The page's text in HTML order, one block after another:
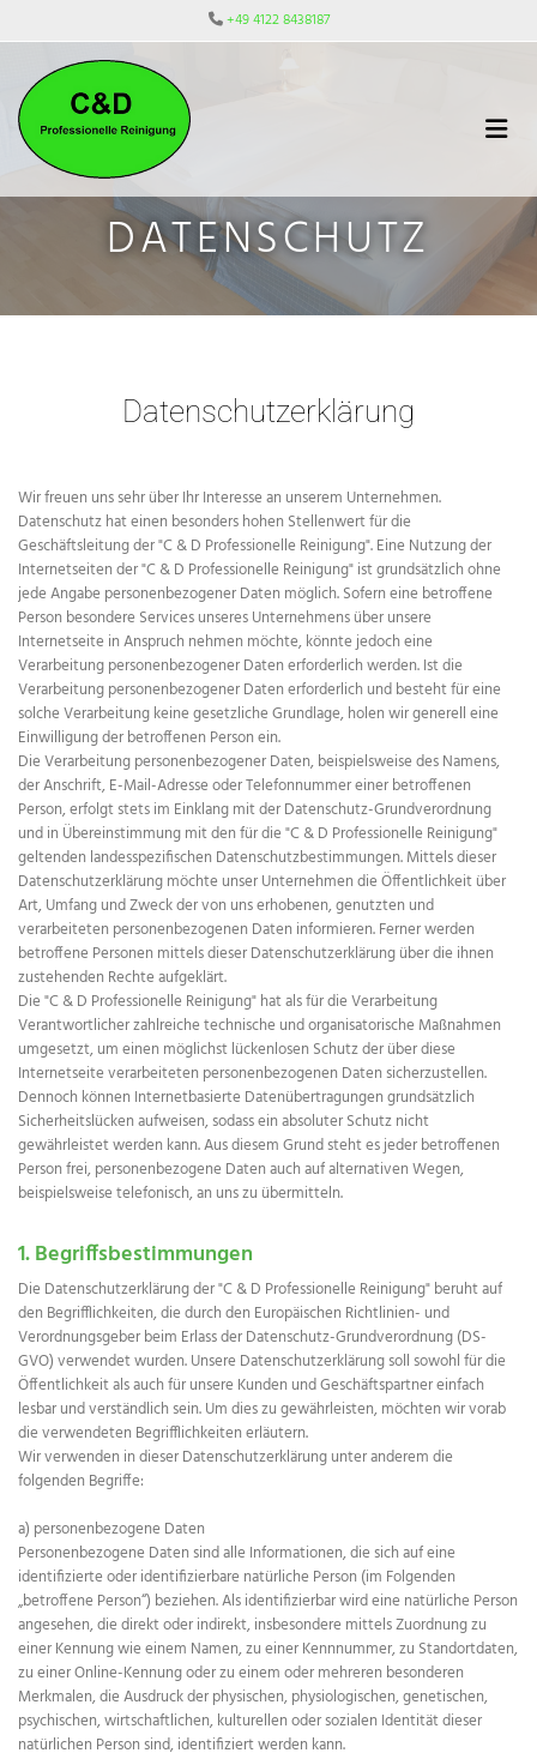
 +49 4122 8438187
DATENSCHUTZ
Datenschutzerklärung
Wir freuen uns sehr über Ihr Interesse an unserem Unternehmen.
Datenschutz hat einen besonders hohen Stellenwert für die
Geschäftsleitung der "C & D Professionelle Reinigung". Eine Nutzung der
Internetseiten der "C & D Professionelle Reinigung" ist grundsätzlich ohne
jede Angabe personenbezogener Daten möglich. Sofern eine betroffene
Person besondere Services unseres Unternehmens über unsere
Internetseite in Anspruch nehmen möchte, könnte jedoch eine
Verarbeitung personenbezogener Daten erforderlich werden. Ist die
Verarbeitung personenbezogener Daten erforderlich und besteht für eine
solche Verarbeitung keine gesetzliche Grundlage, holen wir generell eine
Einwilligung der betroffenen Person ein.
Die Verarbeitung personenbezogener Daten, beispielsweise des Namens,
der Anschrift, E-Mail-Adresse oder Telefonnummer einer betroffenen
Person, erfolgt stets im Einklang mit der Datenschutz-Grundverordnung
und in Übereinstimmung mit den für die "C & D Professionelle Reinigung"
geltenden landesspezifischen Datenschutzbestimmungen. Mittels dieser
Datenschutzerklärung möchte unser Unternehmen die Öffentlichkeit über
Art, Umfang und Zweck der von uns erhobenen, genutzten und
verarbeiteten personenbezogenen Daten informieren. Ferner werden
betroffene Personen mittels dieser Datenschutzerklärung über die ihnen
zustehenden Rechte aufgeklärt.
Die "C & D Professionelle Reinigung" hat als für die Verarbeitung
Verantwortlicher zahlreiche technische und organisatorische Maßnahmen
umgesetzt, um einen möglichst lückenlosen Schutz der über diese
Internetseite verarbeiteten personenbezogenen Daten sicherzustellen.
Dennoch können Internetbasierte Datenübertragungen grundsätzlich
Sicherheitslücken aufweisen, sodass ein absoluter Schutz nicht
gewährleistet werden kann. Aus diesem Grund steht es jeder betroffenen
Person frei, personenbezogene Daten auch auf alternativen Wegen,
beispielsweise telefonisch, an uns zu übermitteln.
1. Begriffsbestimmungen
Die Datenschutzerklärung der "C & D Professionelle Reinigung" beruht auf
den Begrifflichkeiten, die durch den Europäischen Richtlinien- und
Verordnungsgeber beim Erlass der Datenschutz-Grundverordnung (DS-
GVO) verwendet wurden. Unsere Datenschutzerklärung soll sowohl für die
Öffentlichkeit als auch für unsere Kunden und Geschäftspartner einfach
lesbar und verständlich sein. Um dies zu gewährleisten, möchten wir vorab
die verwendeten Begrifflichkeiten erläutern.
Wir verwenden in dieser Datenschutzerklärung unter anderem die
folgenden Begriffe:
a) personenbezogene Daten
Personenbezogene Daten sind alle Informationen, die sich auf eine
identifizierte oder identifizierbare natürliche Person (im Folgenden
„betroffene Person“) beziehen. Als identifizierbar wird eine natürliche Person
angesehen, die direkt oder indirekt, insbesondere mittels Zuordnung zu
einer Kennung wie einem Namen, zu einer Kennnummer, zu Standortdaten,
zu einer Online-Kennung oder zu einem oder mehreren besonderen
Merkmalen, die Ausdruck der physischen, physiologischen, genetischen,
psychischen, wirtschaftlichen, kulturellen oder sozialen Identität dieser
natürlichen Person sind, identifiziert werden kann.